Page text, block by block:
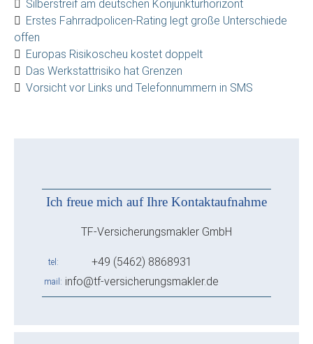
Silberstreif am deutschen Konjunkturhorizont
Erstes Fahrradpolicen-Rating legt große Unterschiede
offen
Europas Risikoscheu kostet doppelt
Das Werkstattrisiko hat Grenzen
Vorsicht vor Links und Telefonnummern in SMS
Ich freue mich auf Ihre Kontaktaufnahme
TF-Versicherungsmakler GmbH
tel +49 (5462) 8868931
mail info@tf-versicherungsmakler.de